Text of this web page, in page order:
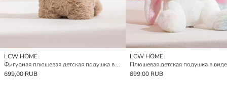
LCW HOME
Фигурная плюшевая детская подушка в виде собаки 17 см
699,00 RUB
LCW HOME
899,00 RUB